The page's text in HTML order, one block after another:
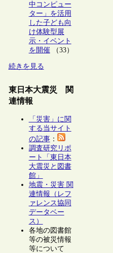
中コンピュー
ター」を活用
した子ども向
け体験型展
示・イベント
を開催（33）
続きを見る
東日本大震災 関
連情報
「災害」に関
する当サイト
の記事：
調査研究リポ
ート「東日本
大震災と図書
館」
地震・災害 関
連情報（レフ
ァレンス協同
データベー
ス）
各地の図書館
等の被災情報
等について